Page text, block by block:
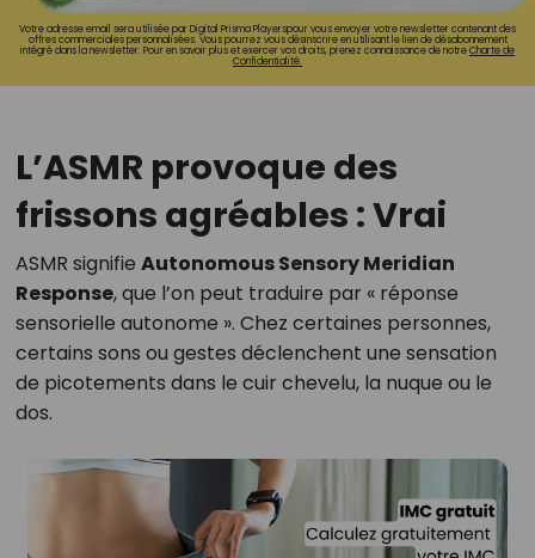
Votre adresse email sera utilisée par Digital Prisma Playerspour vous envoyer votre newsletter contenant des
offres commerciales personnalisées. Vous pourrez vous désinscrire en utilisant le lien de désabonnement
intégré dans la newsletter. Pour en savoir plus et exercer vos droits, prenez connaissance de notreCharte de
Confidentialité.
L’ASMR provoque des
frissons agréables : Vrai
ASMR signifie Autonomous Sensory Meridian
Response, que l’on peut traduire par « réponse
sensorielle autonome ». Chez certaines personnes,
certains sons ou gestes déclenchent une sensation
de picotements dans le cuir chevelu, la nuque ou le
dos.